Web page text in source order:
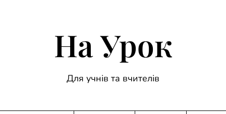
На Урок
Для учнів та вчителів